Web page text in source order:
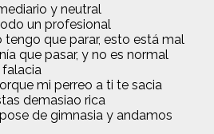
y neutral
un profesional
que parar, esto está mal
que pasar, y no es normal
mi perreo a ti te sacia
demasiao rica
de gimnasia y andamos